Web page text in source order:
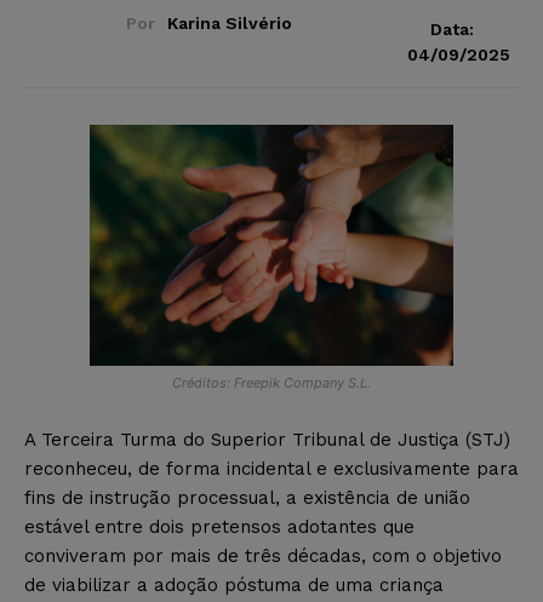
Por Karina Silvério
Data:
04/09/2025
Créditos: Freepik Company S.L.
A Terceira Turma do Superior Tribunal de Justiça (STJ)
reconheceu, de forma incidental e exclusivamente para
fins de instrução processual, a existência de união
estável entre dois pretensos adotantes que
conviveram por mais de três décadas, com o objetivo
de viabilizar a adoção póstuma de uma criança